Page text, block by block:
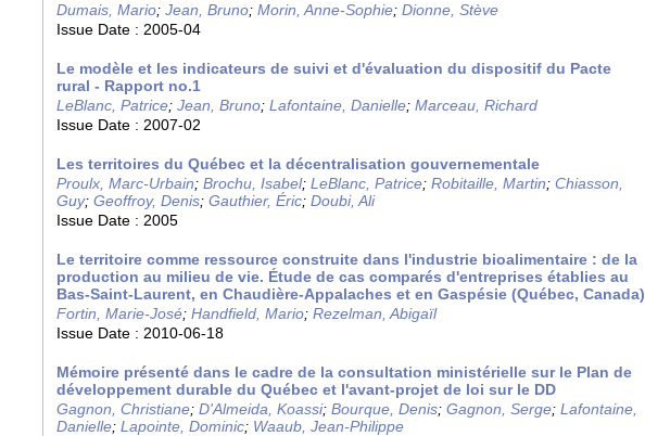
Dumais, Mario; Jean, Bruno; Morin, Anne-Sophie; Dionne, Stève
Issue Date : 2005-04
Le modèle et les indicateurs de suivi et d'évaluation du dispositif du Pacte
rural - Rapport no.1
LeBlanc, Patrice; Jean, Bruno; Lafontaine, Danielle; Marceau, Richard
Issue Date : 2007-02
Les territoires du Québec et la décentralisation gouvernementale
Proulx, Marc-Urbain; Brochu, Isabel; LeBlanc, Patrice; Robitaille, Martin; Chiasson,
Guy; Geoffroy, Denis; Gauthier, Éric; Doubi, Ali
Issue Date : 2005
Le territoire comme ressource construite dans l'industrie bioalimentaire : de la
production au milieu de vie. Étude de cas comparés d'entreprises établies au
Bas-Saint-Laurent, en Chaudière-Appalaches et en Gaspésie (Québec, Canada)
Fortin, Marie-José; Handfield, Mario; Rezelman, Abigaïl
Issue Date : 2010-06-18
Mémoire présenté dans le cadre de la consultation ministérielle sur le Plan de
développement durable du Québec et l'avant-projet de loi sur le DD
Gagnon, Christiane; D'Almeida, Koassi; Bourque, Denis; Gagnon, Serge; Lafontaine,
Danielle; Lapointe, Dominic; Waaub, Jean-Philippe